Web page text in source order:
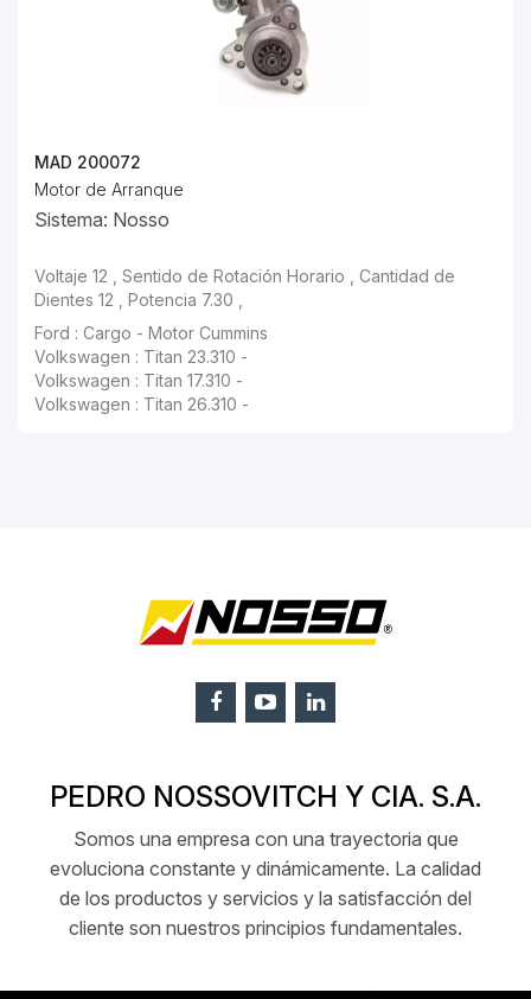
MAD 200072
Motor de Arranque
Sistema: Nosso
Voltaje 12 , Sentido de Rotación Horario , Cantidad de
Dientes 12 , Potencia 7.30 ,
Ford : Cargo - Motor Cummins
Volkswagen : Titan 23.310 -
Volkswagen : Titan 17.310 -
Volkswagen : Titan 26.310 -
PEDRO NOSSOVITCH Y CIA. S.A.
Somos una empresa con una trayectoria que
evoluciona constante y dinámicamente. La calidad
de los productos y servicios y la satisfacción del
cliente son nuestros principios fundamentales.